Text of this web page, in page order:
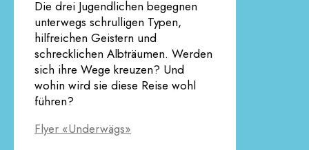
Die drei Jugendlichen begegnen
unterwegs schrulligen Typen,
hilfreichen Geistern und
schrecklichen Albträumen. Werden
sich ihre Wege kreuzen? Und
wohin wird sie diese Reise wohl
führen?
Flyer «Underwägs»